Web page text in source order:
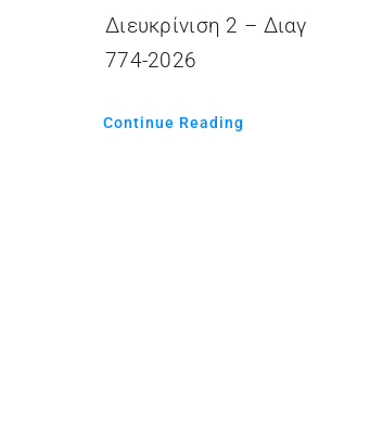
Διευκρίνιση 2 – Διαγ
774-2026
Continue Reading